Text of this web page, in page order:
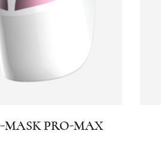
MASK PRO-MAX